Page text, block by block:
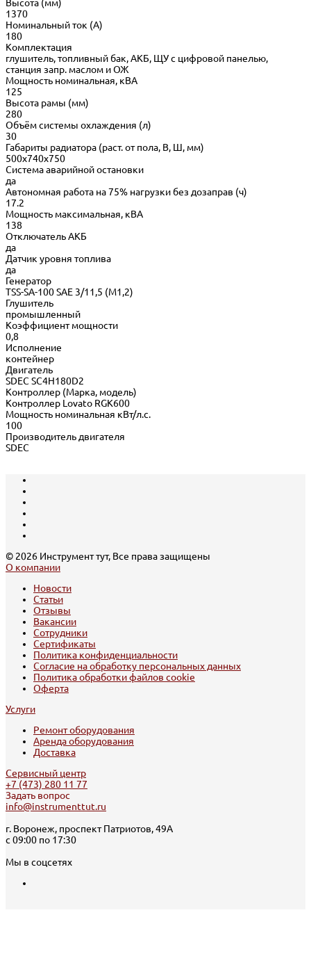
Высота (мм)
1370
Номинальный ток (А)
180
Комплектация
глушитель, топливный бак, АКБ, ЩУ с цифровой панелью,
станция запр. маслом и ОЖ
Мощность номинальная, кВА
125
Высота рамы (мм)
280
Объём системы охлаждения (л)
30
Габариты радиатора (раст. от пола, В, Ш, мм)
500x740x750
Система аварийной остановки
да
Автономная работа на 75% нагрузки без дозаправ (ч)
17.2
Мощность максимальная, кВА
138
Отключатель АКБ
да
Датчик уровня топлива
да
Генератор
TSS-SA-100 SAE 3/11,5 (М1,2)
Глушитель
промышленный
Коэффициент мощности
0,8
Исполнение
контейнер
Двигатель
SDEC SC4H180D2
Контроллер (Марка, модель)
Контроллер Lovato RGK600
Мощность номинальная кВт/л.с.
100
Производитель двигателя
SDEC
© 2026 Инструмент тут, Все права защищены
О компании
Новости
Статьи
Отзывы
Вакансии
Сотрудники
Сертификаты
Политика конфиденциальности
Согласие на обработку персональных данных
Политика обработки файлов cookie
Оферта
Услуги
Ремонт оборудования
Аренда оборудования
Доставка
Сервисный центр
+7 (473) 280 11 77
Задать вопрос
info@instrumenttut.ru
г. Воронеж, проспект Патриотов, 49А
с 09:00 по 17:30
Мы в соцсетях